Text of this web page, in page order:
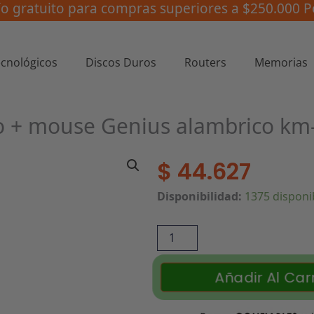
gratuito para compras superiores a $250.000
Discos Duros Routers Memorias
+ mouse Genius alambrico
$ 44.627
Disponibilidad: 1375
Combo
+
mouse
Genius
km-
Añadir Al